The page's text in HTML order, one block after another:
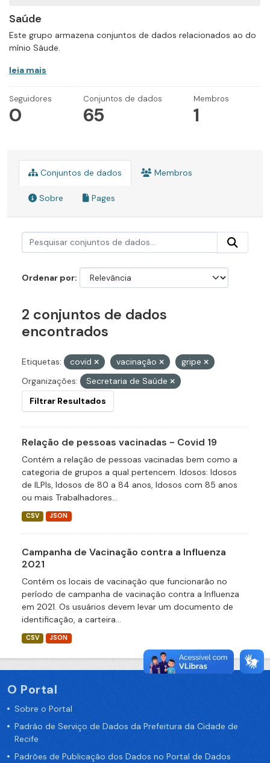
Saúde
Este grupo armazena conjuntos de dados relacionados ao do
mínio Sáude.
leia mais
Seguidores
0
Conjuntos de dados
65
Membros
1
Conjuntos de dados Membros
Sobre Pages
Ordenar por
2 conjuntos de dados
encontrados
Etiquetas: covid vacinação
gripe
Organizações:
Secretaria de Saúde
Filtrar Resultados
Relação de pessoas vacinadas - Covid 19
Contém a relação de pessoas vacinadas bem como a
categoria de grupos a qual pertencem. Idosos: Idosos
de ILPIs, Idosos de 80 a 84 anos, Idosos com 85 anos
ou mais Trabalhadores...
CSV JSON
Campanha de Vacinação contra a Influenza
2021
Contém os locais de vacinação que funcionarão no
período de campanha de vacinação contra a Influenza
em 2021. Os usuários devem levar um documento de
identificação, a carteira...
CSV JSON
O Portal
Sobre o Portal
Padrão de Serviço de Dados da Prefeitura da Cidade de
Recife
Padrões de Publicação dos Dados no Portal de Dados